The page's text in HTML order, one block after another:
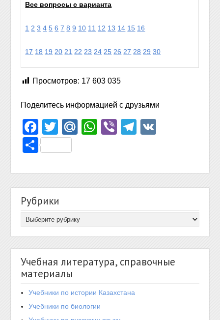
Все вопросы с варианта
1 2 3 4 5 6 7 8 9 10 11 12 13 14 15 16
17 18 19 20 21 22 23 24 25 26 27 28 29 30
Просмотров: 17 603 035
Поделитесь информацией с друзьями
Facebook
TwitterMail.Ru
WhatsApp
ViberTelegram
Отправить
Рубрики
Учебная литература, справочные
материалы
Учебники по истории Казахстана
Учебники по биологии